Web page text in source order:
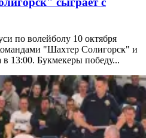
по волейболу 10 октября
"Шахтер Солигорск" и
13:00. Букмекеры победу...